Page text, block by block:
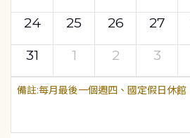
24
25 26 27
31
1 2 3
每月最後一個週四、國定假日休館